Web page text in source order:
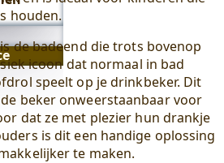
houden.
de badeend die trots bovenop
icoon dat normaal in bad
speelt op je drinkbeker. Dit
beker onweerstaanbaar voor
dat ze met plezier hun drankje
is dit een handige oplossing
te maken.